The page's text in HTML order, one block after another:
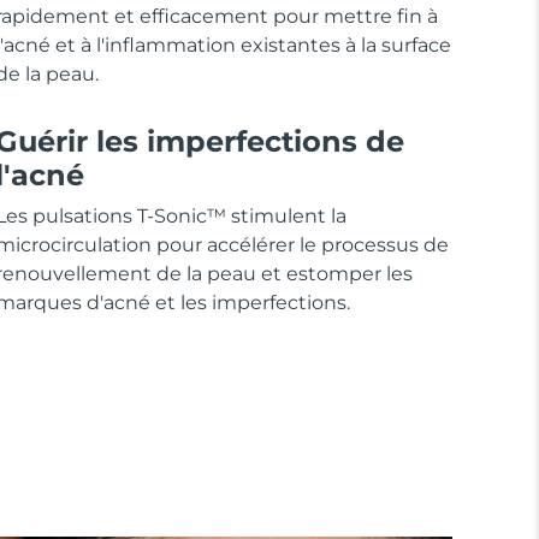
et efficacement pour mettre fin à
et à l'inflammation existantes à la surface
la peau.
les imperfections de
pulsations T-Sonic™ stimulent la
pour accélérer le processus de
de la peau et estomper les
d'acné et les imperfections.